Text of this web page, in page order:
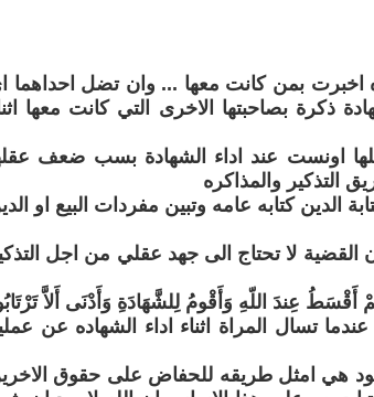
اخبرت بمن كانت معها ... وان تضل احداهما
بصاحبتها الاخرى التي كانت معها
اونست عند اداء الشهادة بسب ضعف
التذكير والمذاكره
الدين كتابه عامه وتبين مفردات البيع او
القضية لا تحتاج الى جهد عقلي من اجل
أَقْسَطُ عِندَ اللّهِ وَأَقْومُ لِلشَّهَادَةِ وَأَدْنَى أَلاَّ
عندما تسال المراة اثناء اداء الشهاده عن
هي امثل طريقه للحفاض على حقوق